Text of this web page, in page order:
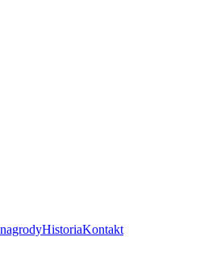
HistoriaKontakt